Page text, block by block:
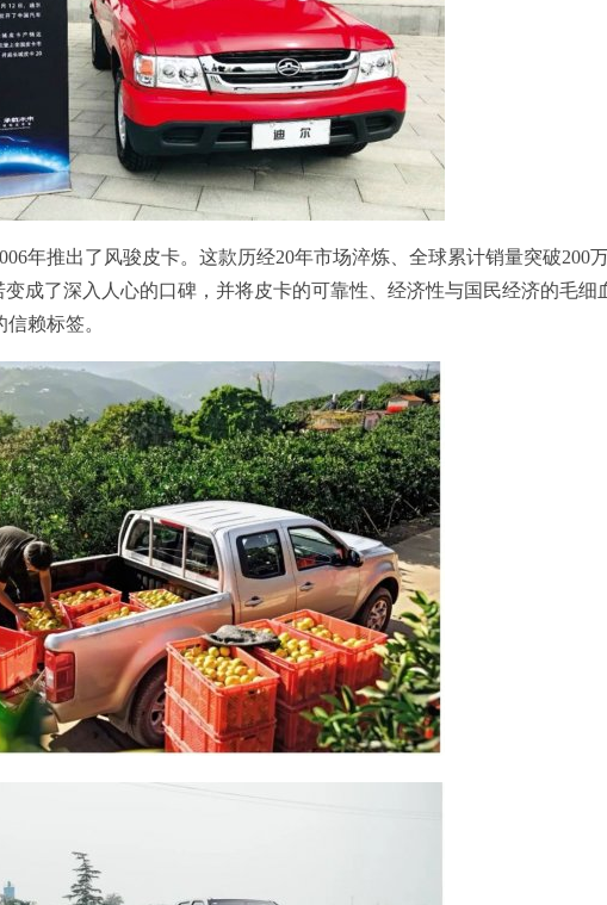
年推出了风骏皮卡。这款历经20年市场淬炼、全球累计销量突破200
变成了深入人心的口碑，并将皮卡的可靠性、经济性与国民经济的毛细
赖标签。